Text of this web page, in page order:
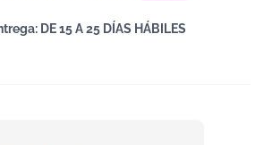
DE 15 A 25 DÍAS HÁBILES